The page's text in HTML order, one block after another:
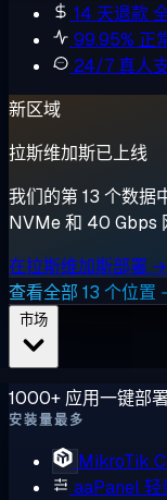
14 天退款
99.95% 正
24/7 真人
新区域
拉斯维加斯已上线
我们的第 13 个数据
NVMe 和 40 Gbps
在拉斯维加斯部署 →
查看全部 13 个位置
1000+ 应用一键部
安装量最多
MikroTik
aaPanel轻